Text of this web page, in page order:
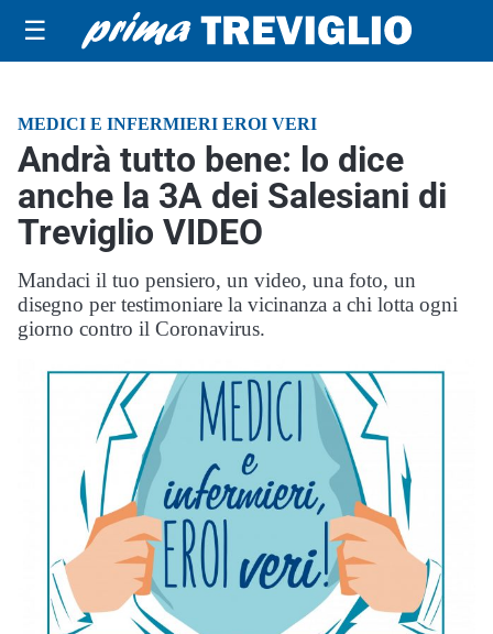
☰
MEDICI E INFERMIERI EROI VERI
Andrà tutto bene: lo dice
anche la 3A dei Salesiani di
Treviglio VIDEO
Mandaci il tuo pensiero, un video, una foto, un
disegno per testimoniare la vicinanza a chi lotta ogni
giorno contro il Coronavirus.